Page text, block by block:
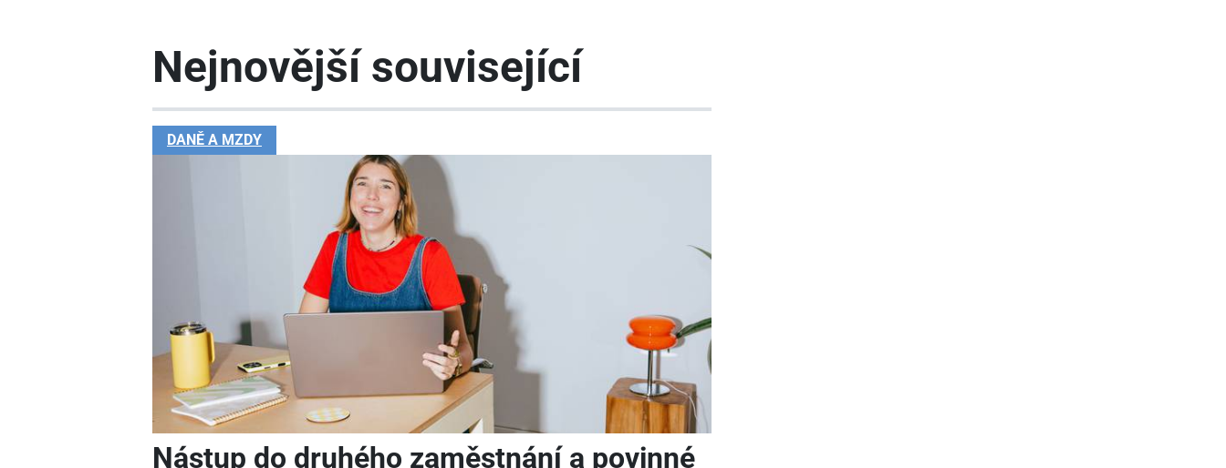
Nejnovější související
DANĚ A MZDY
Nástup do druhého zaměstnání a povinné